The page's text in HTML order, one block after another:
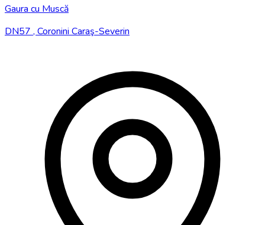
Gaura cu Muscă
DN57 , Coronini Caraş-Severin